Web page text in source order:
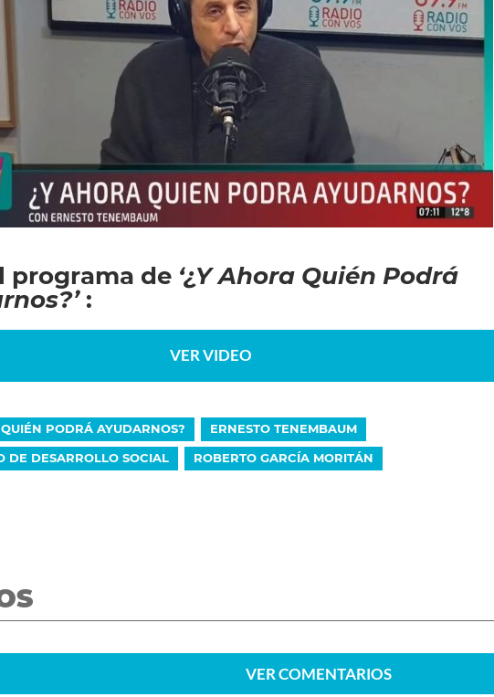
programa de ‘¿Y Ahora Quién Podrá
:
VER VIDEO
PODRÁ AYUDARNOS?
ERNESTO TENEMBAUM
DE DESARROLLO SOCIAL
ROBERTO GARCÍA MORITÁN
VERCOMENTARIOS